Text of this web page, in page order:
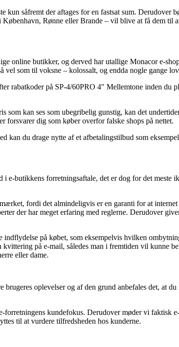
såfremt der aftages for en fastsat sum. Derudover
Rønne eller Brande – vil blive at få dem til
online butikker, og derved har utallige Monacor e-
som til voksne – kolossalt, og endda nogle gange
rabatkoder på SP-4/60PRO 4″ Mellemtone inden du
kan ses som ubegribelig gunstig, kan det
forsvarer dig som køber overfor falske shops på nettet.
kan du drage nytte af et afbetalingstilbud som
e-butikkens forretningsaftale, det er dog for det meste
fordi det almindeligvis er en garanti for at internet
der har meget erfaring med reglerne. Derudover
på købet, som eksempelvis hvilken
på e-mail, således man i fremtiden vil kunne
eller dame.
oplevelser og af den grund anbefales det, at
forretningens kundefokus. Derudover møder vi faktisk
til at vurdere tilfredsheden hos kunderne.